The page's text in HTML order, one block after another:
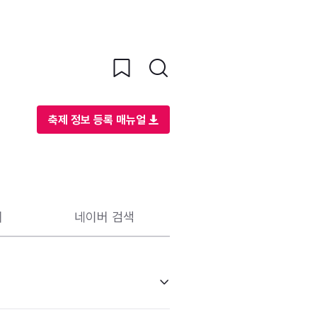
축제 정보 등록 매뉴얼
네이버 검색